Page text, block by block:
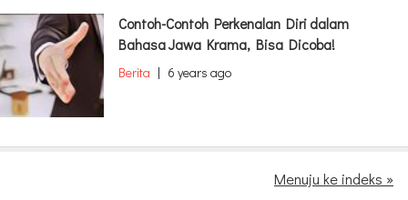
Contoh-Contoh Perkenalan Diri dalam
Bahasa Jawa Krama, Bisa Dicoba!
Berita | 6 years ago
Menuju ke indeks »